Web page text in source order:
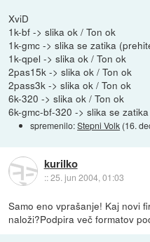
XviD
1k-bf -> slika ok / Ton ok
1k-gmc -> slika se zatika
1k-qpel -> slika ok / Ton ok
2pas15k -> slika ok / Ton ok
2pass3k -> slika ok / Ton ok
6k-320 -> slika ok / Ton ok
6k-gmc-bf-320 -> slika se
spremenilo:Stepni Volk (16.
kurilko
::25. jun 2004, 01:03
Samo eno vprašanje! Kaj novi
naloži?Podpira več formatov